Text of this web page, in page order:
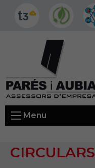
Menu
CIRCULARS